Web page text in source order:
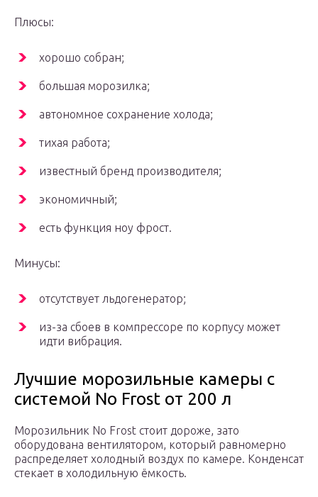
Плюсы:
хорошо собран;
большая морозилка;
автономное сохранение холода;
тихая работа;
известный бренд производителя;
экономичный;
есть функция ноу фрост.
Минусы:
отсутствует льдогенератор;
из-за сбоев в компрессоре по корпусу может
идти вибрация.
Лучшие морозильные камеры с
системой No Frost от 200 л
Морозильник No Frost стоит дороже, зато
оборудована вентилятором, который равномерно
распределяет холодный воздух по камере. Конденсат
стекает в холодильную ёмкость.